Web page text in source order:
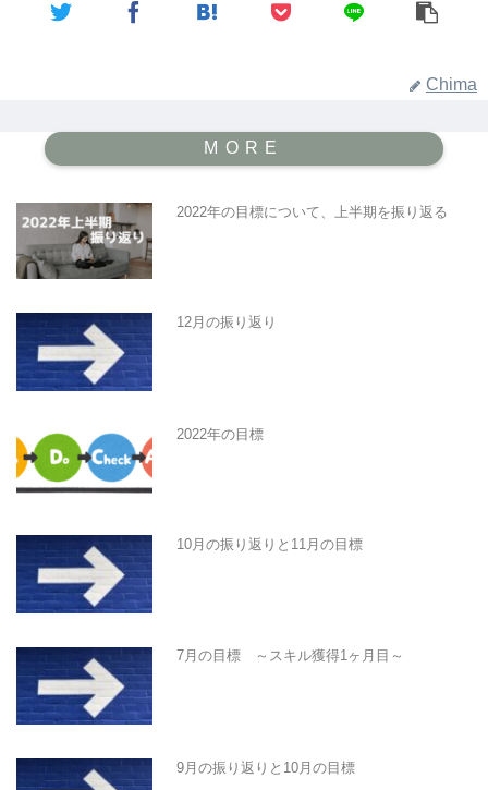
Chima
2022年の目標について、上半期を振り返る
12月の振り返り
2022年の目標
10月の振り返りと11月の目標
7月の目標 ～スキル獲得1ヶ月目～
9月の振り返りと10月の目標